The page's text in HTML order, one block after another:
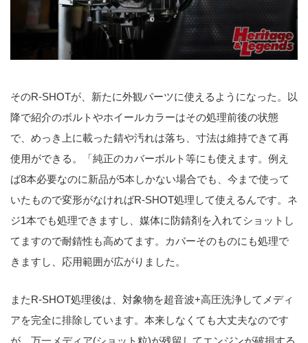
そのR-SHOTが、新たに外観パーツに使えるようになった。以
降で紹介のボルトやホイールカラーはその処理前後の状態
で、めっき上に載った錆や汚れは落ち、寸法は維持できて再
使用ができる。「純正のカバーボルト等にも使えます。例え
ば8本必要なのに新品が5本しかない場合でも、今まで使って
いたもので変形がなければR-SHOT処理して使えるんです。ネ
ジ1本でも処理できますし、媒体に防錆剤を入れてショットし
てますので耐錆性も高めてます。カバーそのものにも処理で
きますし、応用範囲が広がりました。
またR-SHOT処理後は、対象物を超音波+高圧洗浄してメディ
アを完全に排除しています。本来しなくても大丈夫なのです